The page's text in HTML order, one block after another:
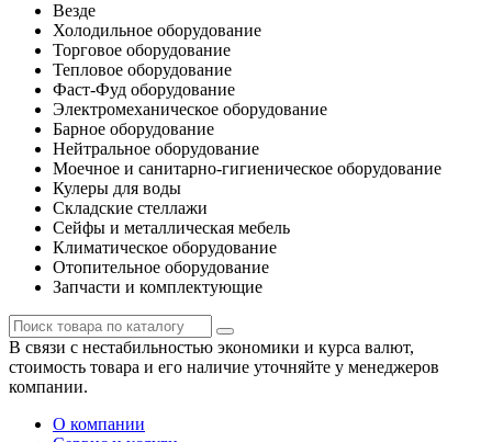
Везде
Холодильное оборудование
Торговое оборудование
Тепловое оборудование
Фаст-Фуд оборудование
Электромеханическое оборудование
Барное оборудование
Нейтральное оборудование
Моечное и санитарно-гигиеническое оборудование
Кулеры для воды
Складские стеллажи
Сейфы и металлическая мебель
Климатическое оборудование
Отопительное оборудование
Запчасти и комплектующие
В связи с нестабильностью экономики и курса валют,
стоимость товара и его наличие уточняйте у менеджеров
компании.
О компании